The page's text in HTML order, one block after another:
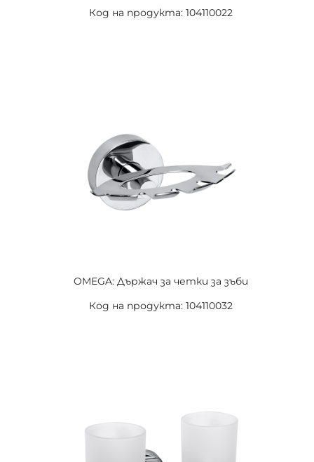
Код на продукта: 104110022
OMEGA: Държач за четки за зъби
Код на продукта: 104110032